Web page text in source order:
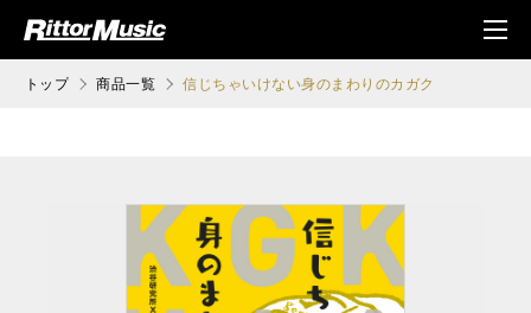
ジック (Rittor Musi
メニ
ュ
トップ 商品一覧 信じちゃいけない身のまわりのカガク